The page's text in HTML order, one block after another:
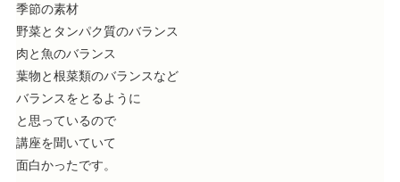
季節の素材
野菜とタンパク質のバランス
肉と魚のバランス
葉物と根菜類のバランスなど
バランスをとるように
と思っているので
講座を聞いていて
面白かったです。